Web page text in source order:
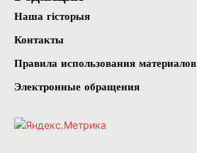
Наша гісторыя
Контакты
Правила использования материалов
Электронные обращения